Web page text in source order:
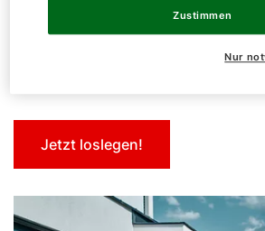
WOLF unterstützt Sie natürlich
weitergehenden Fragen rund um
Förderung, entsprechende
Jetzt loslegen!
Wie können wir Ihnen helfen?
Produktberatung
Fachhandwerker finden
Nur
Zustimmen